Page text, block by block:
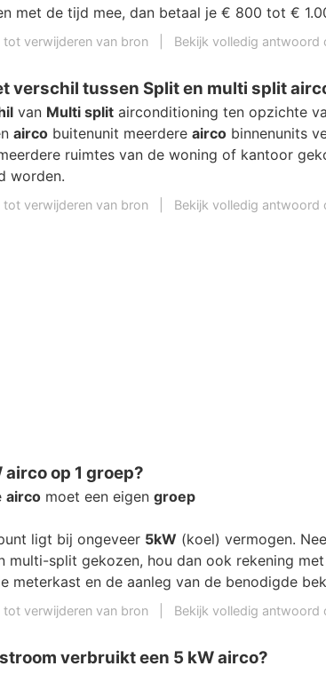
met de tijd mee, dan betaal je € 800 tot €
tot verwijderen van bron Bekijk volledig antwoord
verschil tussen Split en multi split
van Multi split airconditioning ten opzichte
airco buitenunit meerdere airco binnenunits
ruimtes van de woning of kantoor
worden.
tot verwijderen van bron Bekijk volledig antwoord
airco op 1 groep?
airco moet een eigen groep
ligt bij ongeveer 5kW (koel) vermogen.
multi-split gekozen, hou dan ook rekening
meterkast en de aanleg van de benodigde
tot verwijderen van bron Bekijk volledig antwoord
verbruikt een 5 kW airco?